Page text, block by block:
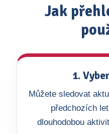
Jak
1.
Můžete sledovat
předchozích
dlouhodobou